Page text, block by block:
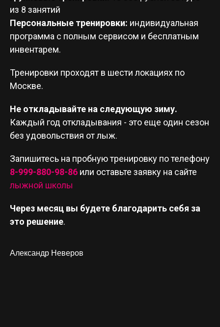
из 8 занятий
Персональные тренировки: индивидуальная
программа с полным сервисом и бесплатным
инвентарем.
Тренировки проходят в шести локациях по
Москве.
Не откладывайте на следующую зиму.
Каждый год откладывания - это еще один сезон
без удовольствия от лыж.
Запишитесь на пробную тренировку по телефону
8-999-880-98-86 или оставьте заявку на сайте
лыжной школы
Через месяц вы будете благодарить себя за
это решение.
Александр Неверов